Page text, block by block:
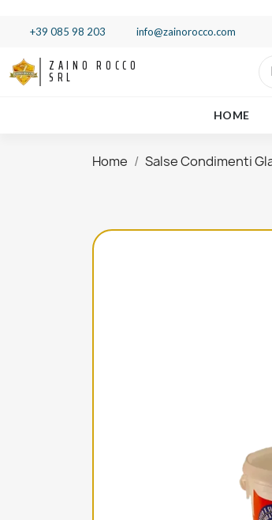
+39 085 98 203 info@zainorocco.com
ZAINO ROCCO
SRL
HOME
Home Salse Condimenti